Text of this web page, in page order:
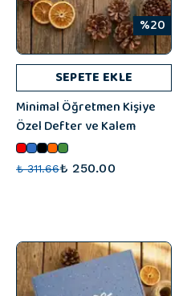
%20
SEPETE EKLE
Minimal Öğretmen Kişiye
Özel Defter ve Kalem
₺ 311.66₺ 250.00